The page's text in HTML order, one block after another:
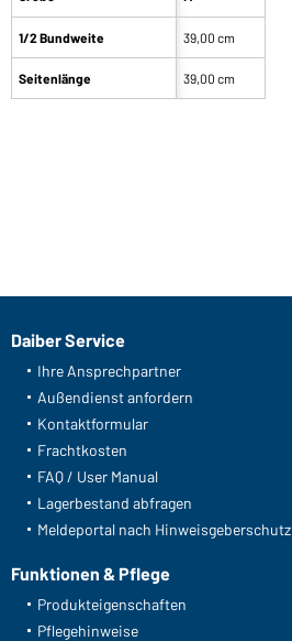
1/2 Bundweite
Seitenlänge
39,00 cm
39,00 cm
Daiber Service
Ihre Ansprechpartner
Außendienst anfordern
Kontaktformular
Frachtkosten
FAQ / User Manual
Lagerbestand abfragen
Meldeportal nach Hinweisgeberschutz
Funktionen & Pflege
Produkteigenschaften
Pflegehinweise